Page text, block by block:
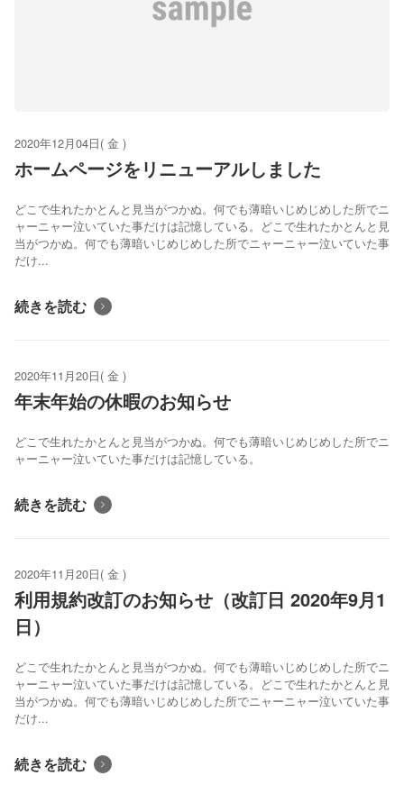
2020年12月04日( 金 )
ホームページをリニューアルしました
どこで生れたかとんと見当がつかぬ。何でも薄暗いじめじめした所でニ
ャーニャー泣いていた事だけは記憶している。どこで生れたかとんと見
当がつかぬ。何でも薄暗いじめじめした所でニャーニャー泣いていた事
だけ...
続きを読む
2020年11月20日( 金 )
年末年始の休暇のお知らせ
どこで生れたかとんと見当がつかぬ。何でも薄暗いじめじめした所でニ
ャーニャー泣いていた事だけは記憶している。
続きを読む
2020年11月20日( 金 )
利用規約改訂のお知らせ（改訂日 2020年9月1
日）
どこで生れたかとんと見当がつかぬ。何でも薄暗いじめじめした所でニ
ャーニャー泣いていた事だけは記憶している。どこで生れたかとんと見
当がつかぬ。何でも薄暗いじめじめした所でニャーニャー泣いていた事
だけ...
続きを読む